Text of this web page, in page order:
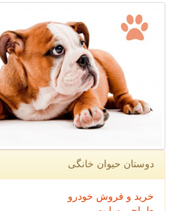
دوستان حیوان خانگی
خرید و فروش خودرو